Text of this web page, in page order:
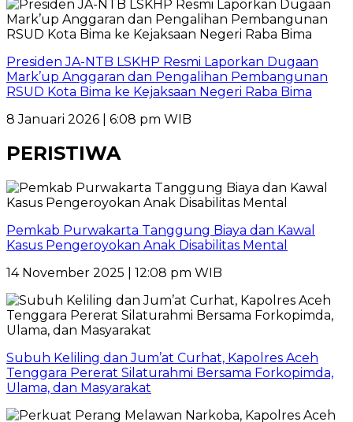
Presiden JA-NTB LSKHP Resmi Laporkan Dugaan
Mark’up Anggaran dan Pengalihan Pembangunan
RSUD Kota Bima ke Kejaksaan Negeri Raba Bima
8 Januari 2026 | 6:08 pm WIB
PERISTIWA
Pemkab Purwakarta Tanggung Biaya dan Kawal
Kasus Pengeroyokan Anak Disabilitas Mental
14 November 2025 | 12:08 pm WIB
Subuh Keliling dan Jum’at Curhat, Kapolres Aceh
Tenggara Pererat Silaturahmi Bersama Forkopimda,
Ulama, dan Masyarakat